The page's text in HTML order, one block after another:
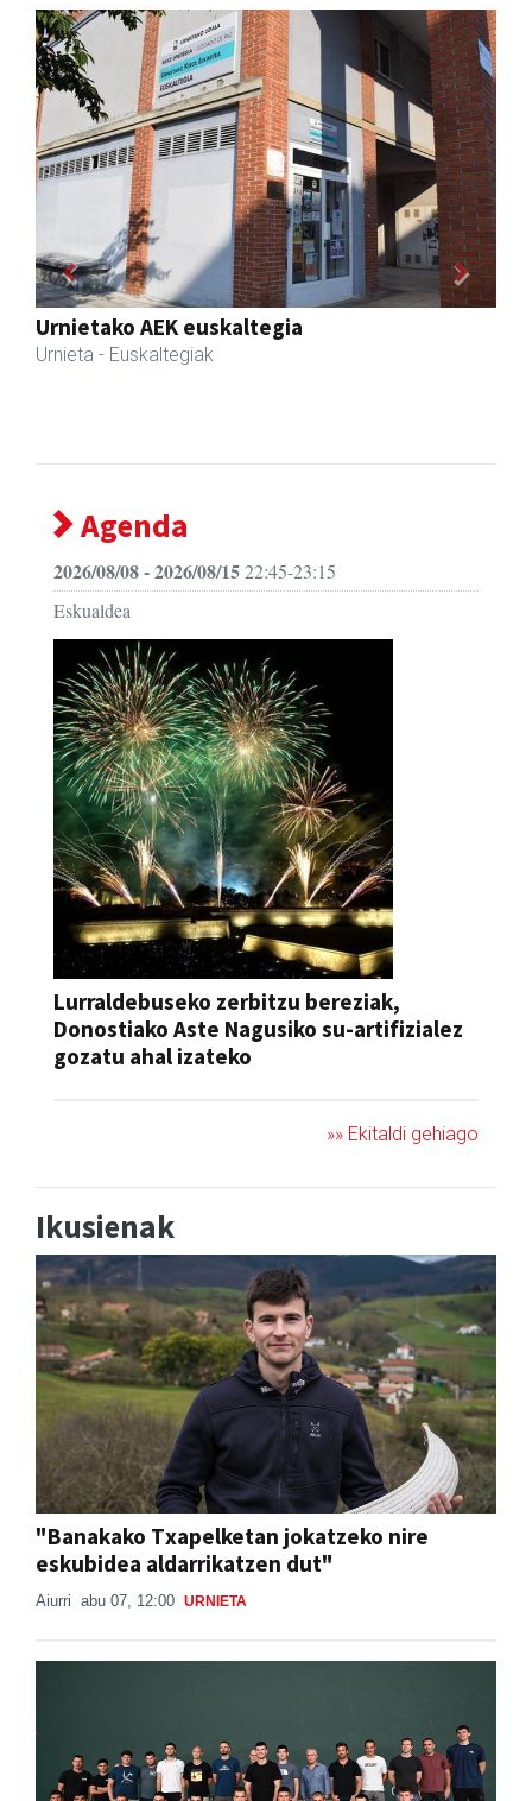
Urpa autobusak
Andoain - Autobusak
Previous Next
Agenda
2026/08/08 - 2026/08/1522:45-23:15
Eskualdea
Lurraldebuseko zerbitzu bereziak,
Donostiako Aste Nagusiko su-artifizialez
gozatu ahal izateko
»» Ekitaldi gehiago
Ikusienak
"Banakako Txapelketan jokatzeko nire
eskubidea aldarrikatzen dut"
Aiurri abu 07, 12:00 URNIETA